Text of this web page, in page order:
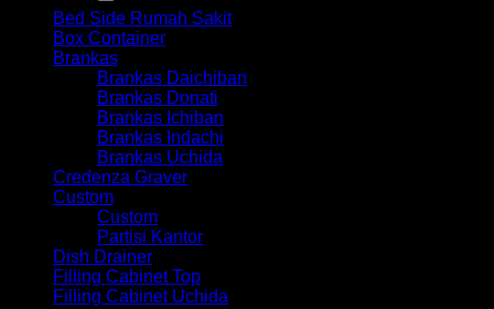
Bed Side Rumah Sakit
Box Container
Brankas
Brankas Daichiban
Brankas Donati
Brankas Ichiban
Brankas Indachi
Brankas Uchida
Credenza Graver
Custom
Custom
Partisi Kantor
Dish Drainer
Filling Cabinet Top
Filling Cabinet Uchida